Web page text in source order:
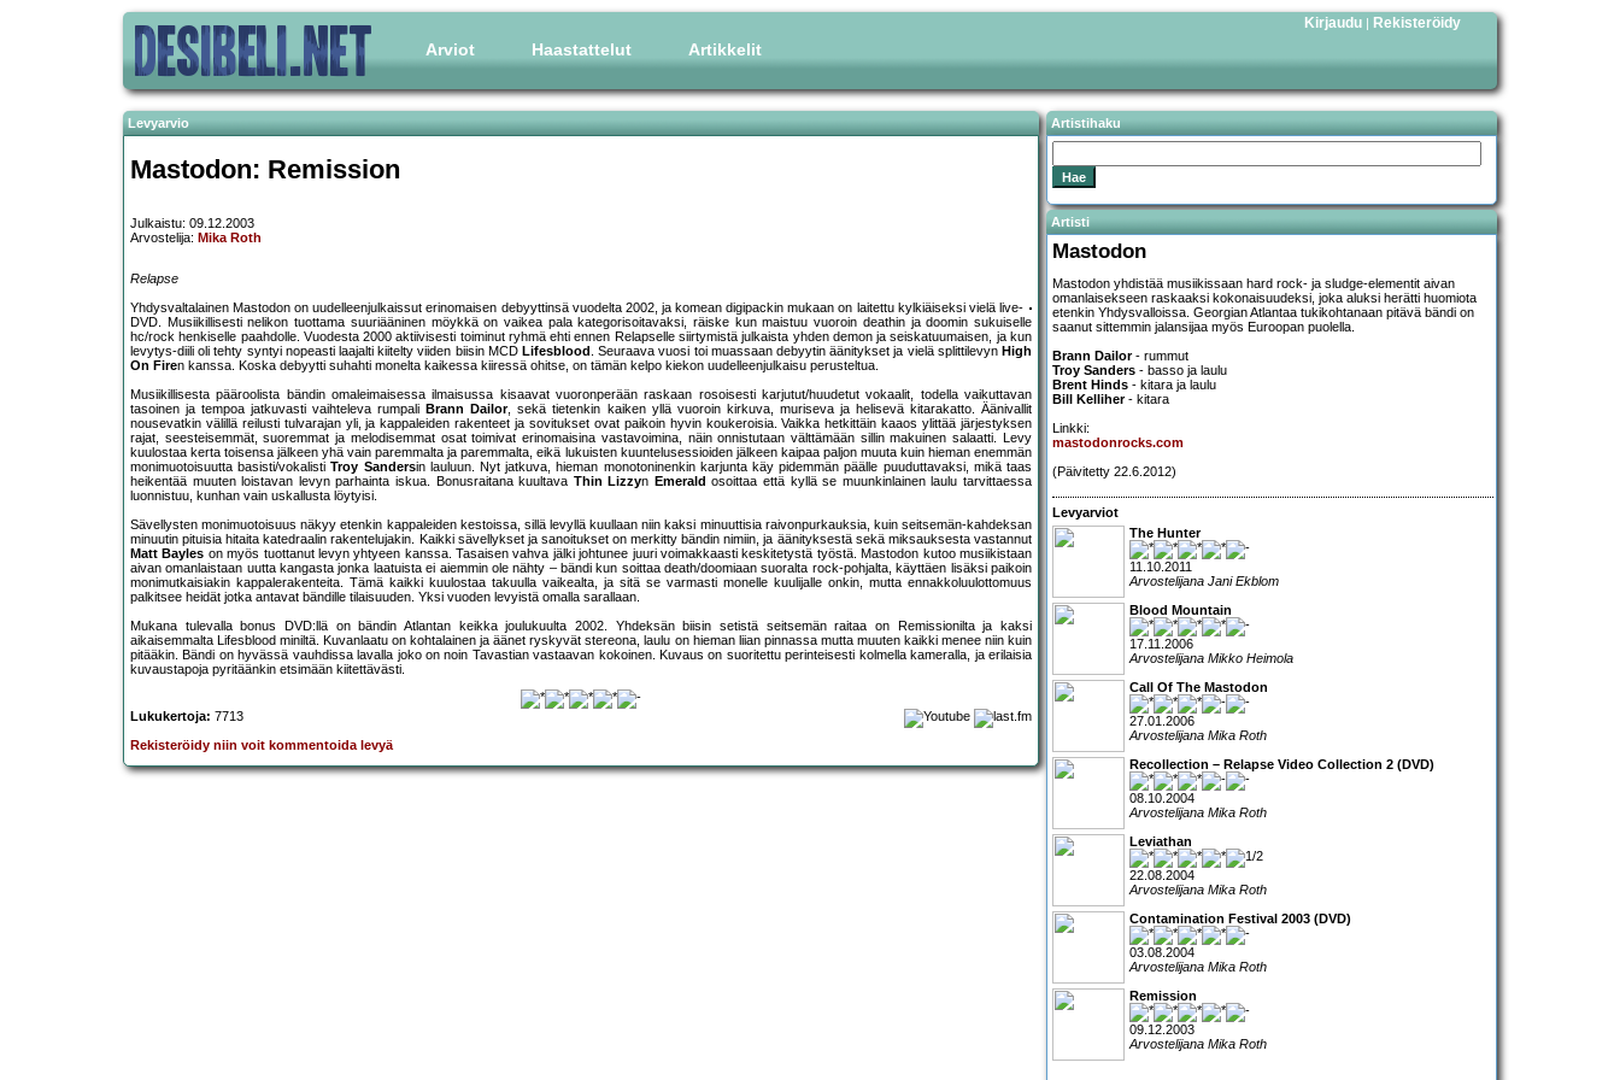
Arviot Haastattelut Artikkelit
Kirjaudu | Rekisteröidy
Levyarvio
Mastodon: Remission
Julkaistu: 09.12.2003
Arvostelija: Mika Roth
Relapse
Yhdysvaltalainen Mastodon on uudelleenjulkaissut erinomaisen debyyttinsä vuodelta 2002, ja komean digipackin mukaan on laitettu kylkiäiseksi vielä live-
DVD. Musiikillisesti nelikon tuottama suuriääninen möykkä on vaikea pala kategorisoitavaksi, räiske kun maistuu vuoroin deathin ja doomin sukuiselle
hc/rock henkiselle paahdolle. Vuodesta 2000 aktiivisesti toiminut ryhmä ehti ennen Relapselle siirtymistä julkaista yhden demon ja seiskatuumaisen, ja kun
levytys-diili oli tehty syntyi nopeasti laajalti kiitelty viiden biisin MCD Lifesblood . Seuraava vuosi toi muassaan debyytin äänitykset ja vielä splittilevyn High
On Firen kanssa. Koska debyytti suhahti monelta kaikessa kiiressä ohitse, on tämän kelpo kiekon uudelleenjulkaisu perusteltua.
Musiikillisesta pääroolista bändin omaleimaisessa ilmaisussa kisaavat vuoronperään raskaan rosoisesti karjutut/huudetut vokaalit, todella vaikuttavan
tasoinen ja tempoa jatkuvasti vaihteleva rumpali Brann Dailor, sekä tietenkin kaiken yllä vuoroin kirkuva, muriseva ja helisevä kitarakatto. Äänivallit
nousevatkin välillä reilusti tulvarajan yli, ja kappaleiden rakenteet ja sovitukset ovat paikoin hyvin koukeroisia. Vaikka hetkittäin kaaos ylittää järjestyksen
rajat, seesteisemmät, suoremmat ja melodisemmat osat toimivat erinomaisina vastavoimina, näin onnistutaan välttämään sillin makuinen salaatti. Levy
kuulostaa kerta toisensa jälkeen yhä vain paremmalta ja paremmalta, eikä lukuisten kuuntelusessioiden jälkeen kaipaa paljon muuta kuin hieman enemmän
monimuotoisuutta basisti/vokalistiTroy Sandersin lauluun. Nyt jatkuva, hieman monotoninenkin karjunta käy pidemmän päälle puuduttavaksi, mikä taas
heikentää muuten loistavan levyn parhainta iskua. Bonusraitana kuultava Thin Lizzyn Emerald osoittaa että kyllä se muunkinlainen laulu tarvittaessa
luonnistuu, kunhan vain uskallusta löytyisi.
Sävellysten monimuotoisuus näkyy etenkin kappaleiden kestoissa, sillä levyllä kuullaan niin kaksi minuuttisia raivonpurkauksia, kuin seitsemän-kahdeksan
minuutin pituisia hitaita katedraalin rakentelujakin. Kaikki sävellykset ja sanoitukset on merkitty bändin nimiin, ja äänityksestä sekä miksauksesta vastannut
Matt Bayles on myös tuottanut levyn yhtyeen kanssa. Tasaisen vahva jälki johtunee juuri voimakkaasti keskitetystä työstä. Mastodon kutoo musiikistaan
aivan omanlaistaan uutta kangasta jonka laatuista ei aiemmin ole nähty – bändi kun soittaa death/doomiaan suoralta rock-pohjalta, käyttäen lisäksi paikoin
monimutkaisiakin kappalerakenteita. Tämä kaikki kuulostaa takuulla vaikealta, ja sitä se varmasti monelle kuulijalle onkin, mutta ennakkoluulottomuus
palkitsee heidät jotka antavat bändille tilaisuuden. Yksi vuoden levyistä omalla sarallaan.
Mukana tulevalla bonus DVD:llä on bändin Atlantan keikka joulukuulta 2002. Yhdeksän biisin setistä seitsemän raitaa on Remissionilta ja kaksi
aikaisemmalta Lifesblood miniltä. Kuvanlaatu on kohtalainen ja äänet ryskyvät stereona, laulu on hieman liian pinnassa mutta muuten kaikki menee niin kuin
pitääkin. Bändi on hyvässä vauhdissa lavalla joko on noin Tavastian vastaavan kokoinen. Kuvaus on suoritettu perinteisesti kolmella kameralla, ja erilaisia
kuvaustapoja pyritäänkin etsimään kiitettävästi.
Lukukertoja: 7713
Rekisteröidy niin voit kommentoida levyä
Artistihaku
Artisti
Mastodon
Mastodon yhdistää musiikissaan hard rock- ja sludge-elementit aivan
omanlaisekseen raskaaksi kokonaisuudeksi, joka aluksi herätti huomiota
etenkin Yhdysvalloissa. Georgian Atlantaa tukikohtanaan pitävä bändi on
saanut sittemmin jalansijaa myös Euroopan puolella.
Brann Dailor- rummut
Troy Sanders - basso ja laulu
Brent Hinds - kitara ja laulu
Bill Kelliher- kitara
Linkki:
mastodonrocks.com
(Päivitetty 22.6.2012)
Levyarviot
The Hunter
11.10.2011
Arvostelijana Jani Ekblom
Blood Mountain
17.11.2006
Arvostelijana Mikko Heimola
Call Of The Mastodon
27.01.2006
Arvostelijana Mika Roth
Recollection – Relapse Video Collection 2 (DVD)
08.10.2004
Arvostelijana Mika Roth
Leviathan
22.08.2004
Arvostelijana Mika Roth
Contamination Festival 2003 (DVD)
03.08.2004
Arvostelijana Mika Roth
Remission
09.12.2003
Arvostelijana Mika Roth